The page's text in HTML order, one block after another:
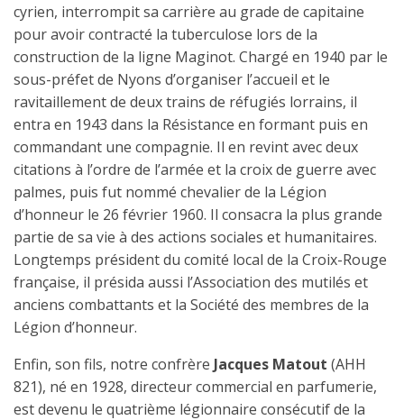
cyrien, interrompit sa carrière au grade de capitaine
pour avoir contracté la tuberculose lors de la
construction de la ligne Maginot. Chargé en 1940 par le
sous-préfet de Nyons d’organiser l’accueil et le
ravitaillement de deux trains de réfugiés lorrains, il
entra en 1943 dans la Résistance en formant puis en
commandant une compagnie. Il en revint avec deux
citations à l’ordre de l’armée et la croix de guerre avec
palmes, puis fut nommé chevalier de la Légion
d’honneur le 26 février 1960. Il consacra la plus grande
partie de sa vie à des actions sociales et humanitaires.
Longtemps président du comité local de la Croix-Rouge
française, il présida aussi l’Association des mutilés et
anciens combattants et la Société des membres de la
Légion d’honneur.
Enfin, son fils, notre confrère Jacques Matout (AHH
821), né en 1928, directeur commercial en parfumerie,
est devenu le quatrième légionnaire consécutif de la